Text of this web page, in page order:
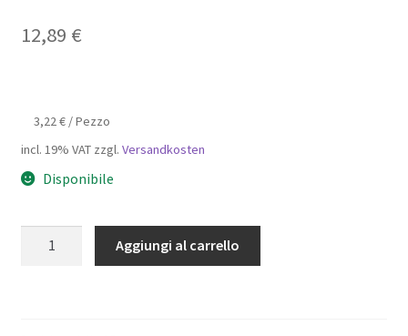
12,89 €
3,22€ /Pezzo
incl. 19% VAT zzgl. Versandkosten
Disponibile
Aggiungi al carrello